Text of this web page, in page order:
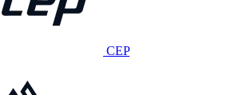
CEP